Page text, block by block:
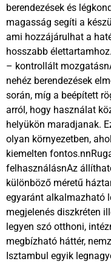
berendezések és
magasság segíti a
ami hozzájárulhat a
hosszabb
– kontrollált
nehéz berendezések
során, míg a beépített
arról, hogy használat
helyükön maradjanak.
olyan környezetben,
kiemelten
felhasználásnAz
különböző méretű
egyaránt alkalmazható
megjelenés diszkréten
legyen szó otthoni,
megbízható háttér,
Isztambul egyik